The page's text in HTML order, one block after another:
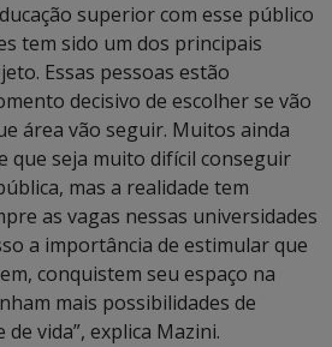
superior com esse público
tem sido um dos principais
Essas pessoas estão
decisivo de escolher se vão
área vão seguir. Muitos ainda
que seja muito difícil conseguir
mas a realidade tem
as vagas nessas universidades
a importância de estimular que
conquistem seu espaço na
mais possibilidades de
vida”, explica Mazini.